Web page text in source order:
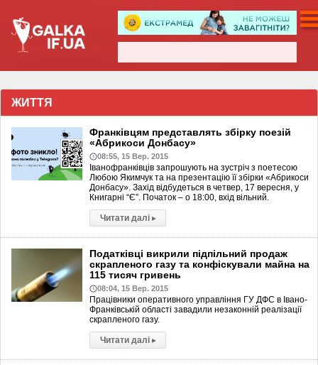
ЖИТТЯ
Франківцям представлять збірку поезій
«Абрикоси Донбасу»
08:55, 15 Вер. 2015
Іванофранківців запрошують на зустріч з поетесою
Любою Якимчук та на презентацію її збірки «Абрикоси
Донбасу». Захід відбудеться в четвер, 17 вересня, у
Книгарні “Є”. Початок – о 18:00, вхід вільний.
Читати далі ▸
Податківці викрили підпільний продаж
скрапленого газу та конфіскували майна на
115 тисяч гривень
08:04, 15 Вер. 2015
Працівники оперативного управління ГУ ДФС в Івано-
Франківській області завадили незаконній реалізації
скрапленого газу.
Читати далі ▸